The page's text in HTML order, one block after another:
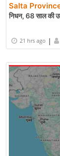
Salta
निधन, 68 साल की
21 hrs ago |